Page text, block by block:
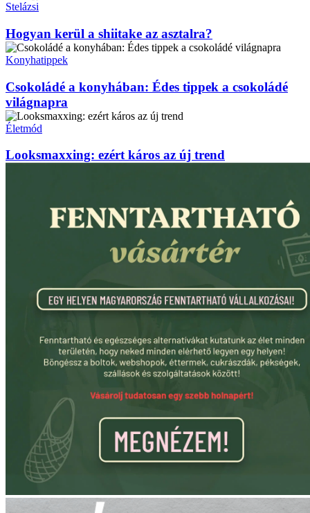
Stelázsi
Hogyan kerül a shiitake az asztalra?
Konyhatippek
Csokoládé a konyhában: Édes tippek a csokoládé
világnapra
Életmód
Looksmaxxing: ezért káros az új trend